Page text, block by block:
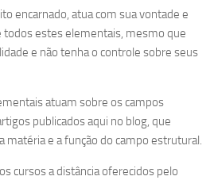
encarnado, atua com sua vontade e
todos estes elementais, mesmo que
e não tenha o controle sobre seus
atuam sobre os campos
publicados aqui no blog, que
matéria e a função do campo estrutural.
cursos a distância oferecidos pelo